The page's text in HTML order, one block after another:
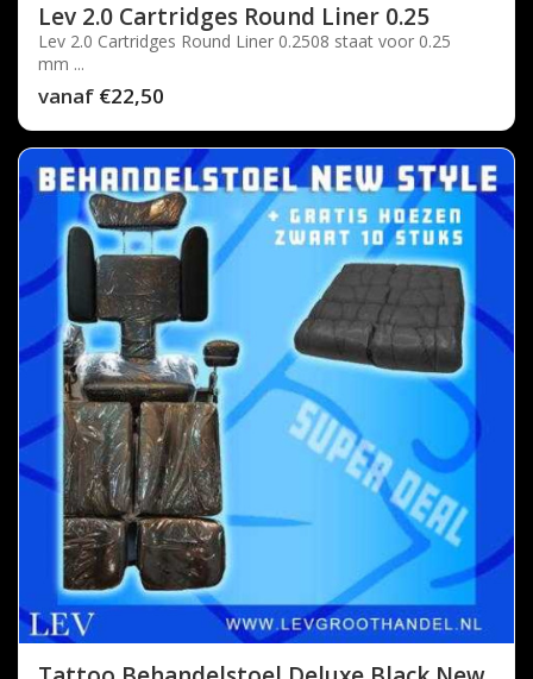
Lev 2.0 Cartridges Round Liner 0.25
Lev 2.0 Cartridges Round Liner 0.2508 staat voor 0.25
mm ...
vanaf €22,50